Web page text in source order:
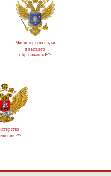
Министерство науки
и высшего
образования РФ
РФ